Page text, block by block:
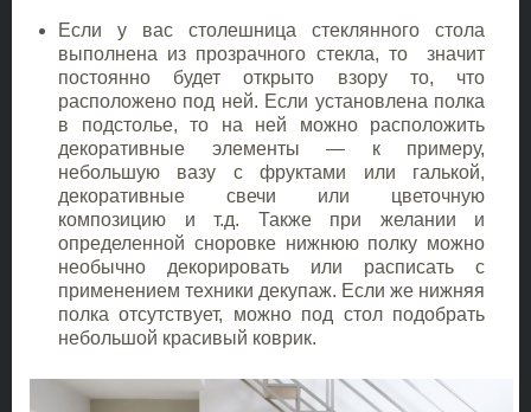
Если у вас столешница стеклянного стола
выполнена из прозрачного стекла, то значит
постоянно будет открыто взору то, что
расположено под ней. Если установлена полка
в подстолье, то на ней можно расположить
декоративные элементы — к примеру,
небольшую вазу с фруктами или галькой,
декоративные свечи или цветочную
композицию и т.д. Также при желании и
определенной сноровке нижнюю полку можно
необычно декорировать или расписать с
применением техники декупаж. Если же нижняя
полка отсутствует, можно под стол подобрать
небольшой красивый коврик.